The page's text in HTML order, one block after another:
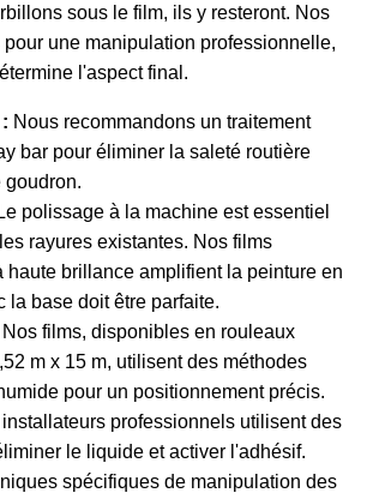
sous le film, ils y resteront. Nos
une manipulation professionnelle,
l'aspect final.
Nous recommandons un traitement
bar pour éliminer la saleté routière
goudron.
Le polissage à la machine est essentiel
rayures existantes. Nos films
haute brillance amplifient la peinture en
la base doit être parfaite.
Nos films, disponibles en rouleaux
m x 15 m, utilisent des méthodes
pour un positionnement précis.
installateurs professionnels utilisent des
le liquide et activer l'adhésif.
spécifiques de manipulation des